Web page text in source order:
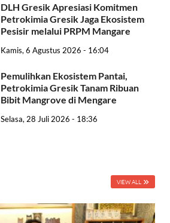
DLH Gresik Apresiasi Komitmen
Petrokimia Gresik Jaga Ekosistem
Pesisir melalui PRPM Mangare
Kamis, 6 Agustus 2026 - 16:04
Pemulihkan Ekosistem Pantai,
Petrokimia Gresik Tanam Ribuan
Bibit Mangrove di Mengare
Selasa, 28 Juli 2026 - 18:36
VIEW ALL